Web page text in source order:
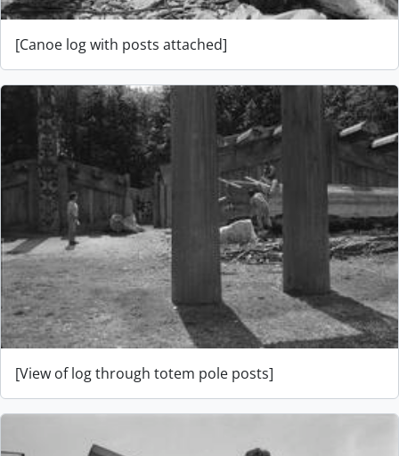
[Canoe log with posts attached]
[View of log through totem pole posts]